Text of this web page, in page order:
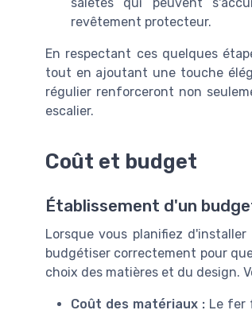
revêtement protecteur.
En respectant ces quelques
tout en ajoutant une touche
régulier renforceront non
escalier.
Coût et budget
Établissement d'un
Lorsque vous planifiez
budgétiser correctement pour
choix des matières et du design.
Coût des matériaux : Le fer